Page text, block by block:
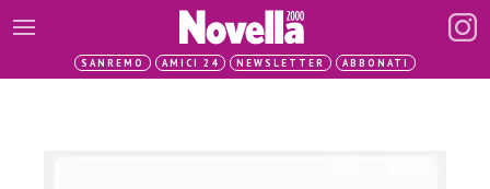
SANREMO AMICI 24 NEWSLETTER ABBONATI